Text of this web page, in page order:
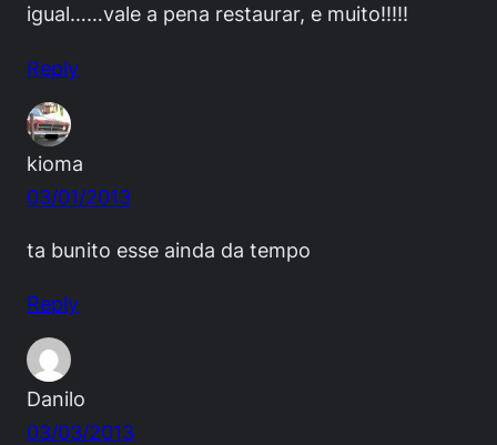
igual……vale a pena restaurar, e muito!!!!!
Reply
kioma
03/01/2013
ta bunito esse ainda da tempo
Reply
Danilo
03/03/2013